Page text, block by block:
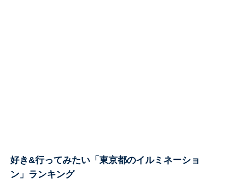
好き&行ってみたい「東京都のイルミネーショ
ン」ランキング